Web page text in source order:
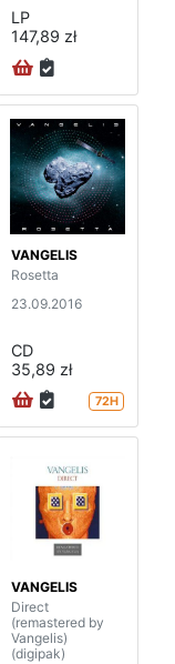
LP
147,89 zł
VANGELIS
Rosetta
23.09.2016
CD
35,89 zł
72H
VANGELIS
Direct
(remastered by
Vangelis)
(digipak)